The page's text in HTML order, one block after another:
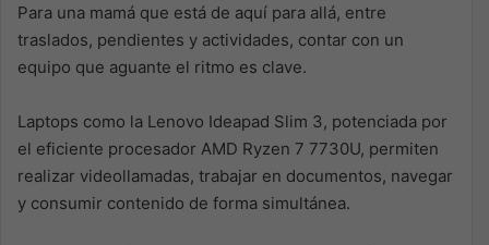
Para una mamá que está de aquí para allá, entre
traslados, pendientes y actividades, contar con un
equipo que aguante el ritmo es clave.
Laptops como la Lenovo Ideapad Slim 3, potenciada por
el eficiente procesador AMD Ryzen 7 7730U, permiten
realizar videollamadas, trabajar en documentos, navegar
y consumir contenido de forma simultánea.